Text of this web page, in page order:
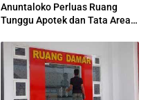
Anuntaloko Perluas Ruang
Tunggu Apotek dan Tata Area